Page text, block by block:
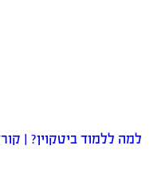
למה ללמוד ביטקוין? |